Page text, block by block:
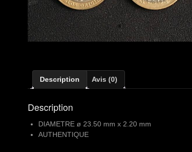
Description Avis (0)
Description
DIAMETRE ø 23.50 mm x 2.20 mm
AUTHENTIQUE